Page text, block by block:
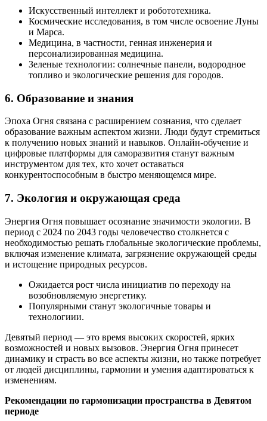
Искусственный интеллект и робототехника.
Космические исследования, в том числе освоение Луны
и Марса.
Медицина, в частности, генная инженерия и
персонализированная медицина.
Зеленые технологии: солнечные панели, водородное
топливо и экологические решения для городов.
6. Образование и знания
Эпоха Огня связана с расширением сознания, что сделает
образование важным аспектом жизни. Люди будут стремиться
к получению новых знаний и навыков. Онлайн-обучение и
цифровые платформы для саморазвития станут важным
инструментом для тех, кто хочет оставаться
конкурентоспособным в быстро меняющемся мире.
7. Экология и окружающая среда
Энергия Огня повышает осознание значимости экологии. В
период с 2024 по 2043 годы человечество столкнется с
необходимостью решать глобальные экологические проблемы,
включая изменение климата, загрязнение окружающей среды
и истощение природных ресурсов.
Ожидается рост числа инициатив по переходу на
возобновляемую энергетику.
Популярными станут экологичные товары и
технологиии.
Девятый период — это время высоких скоростей, ярких
возможностей и новых вызовов. Энергия Огня принесет
динамику и страсть во все аспекты жизни, но также потребует
от людей дисциплины, гармонии и умения адаптироваться к
изменениям.
Рекомендации по гармонизации пространства в Девятом
периоде